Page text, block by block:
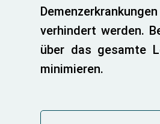
verhindert werden.
über das gesamte
minimieren.